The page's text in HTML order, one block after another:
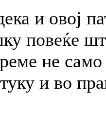
и овој
повеќе
не
и во